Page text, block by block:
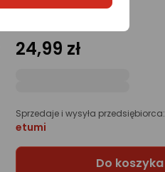
24,99 zł
Sprzedaje i wysyła przedsiębiorca:
etumi
Do koszyka